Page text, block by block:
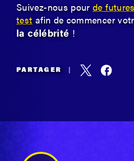
Suivez-nous pourde
testafin de commencer
la célébrité!
PARTAGER